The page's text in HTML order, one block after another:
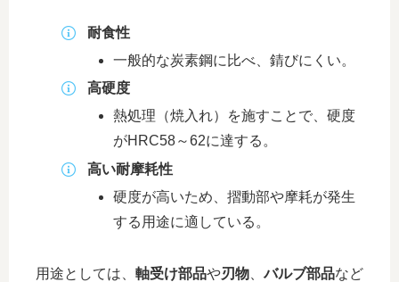
耐食性
一般的な炭素鋼に比べ、錆びにくい。
高硬度
熱処理（焼入れ）を施すことで、硬度
がHRC58～62に達する。
高い耐摩耗性
硬度が高いため、摺動部や摩耗が発生
する用途に適している。
用途としては、 軸受け部品や刃物 、バルブ部品など